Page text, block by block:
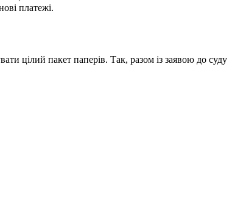
платежі.
цілий пакет паперів. Так, разом із заявою до суду